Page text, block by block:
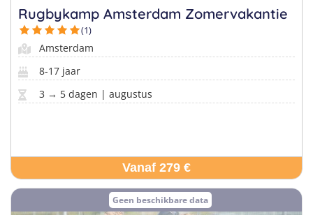
Rugbykamp Amsterdam Zomervakantie
(1)
Amsterdam
8-17 jaar
3 → 5 dagen | augustus
Vanaf 279 €
Geen beschikbare data